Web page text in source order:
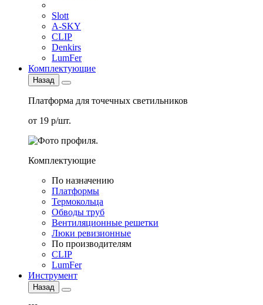
Slott
A-SKY
CLIP
Denkirs
LumFer
Комплектующие
Назад
Платформа для точечных светильников
от 19 р/шт.
Комплектующие
По назначению
Платформы
Термокольца
Обводы труб
Вентиляционные решетки
Люки ревизионные
По производителям
CLIP
LumFer
Инструмент
Назад